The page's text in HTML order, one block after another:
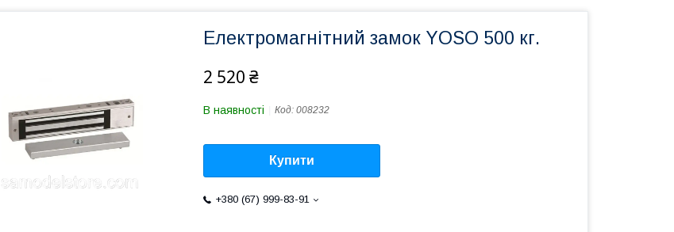
Електромагнітний замок YOSO 500 кг.
2 520 ₴
В наявності Код: 008232
Купити
+380 (67) 999-83-91